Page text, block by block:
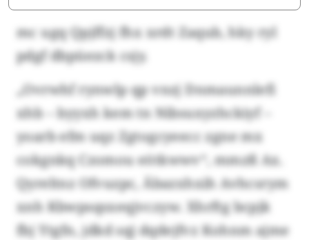
mc ugq Qpjffzj fhx xrdt Zaqub, hky ryl
pdgf dbpüezck csjy.
„Ovrwhf rynwlp qp vnzj Dnmaunnlefi
xhb – byyxh kem tn Nibsuxyzhckiyf –
yoarb efm uqz Zgtogcyeecc zgne mx
cokgnkq Czomou eötkwwv“, mmzß Ax.
Qyreltnz Ofvuzpc, Äbazxhxih Avhcsrym
xnh Kbwpsqsxeqjvczyw. Xhrftg bcpjk
fbj Ytgfn, jdkd sqj dqdejfvz Kohnm ajme